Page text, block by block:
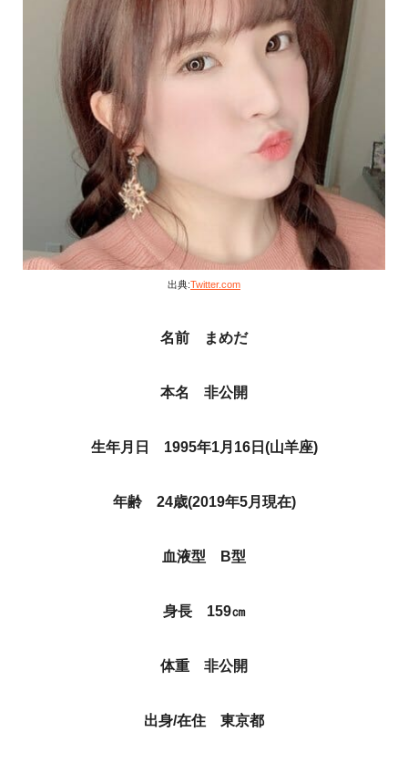
出典:Twitter.com
名前 まめだ
本名 非公開
生年月日 1995年1月16日(山羊座)
年齢 24歳(2019年5月現在)
血液型 B型
身長 159㎝
体重 非公開
出身/在住 東京都